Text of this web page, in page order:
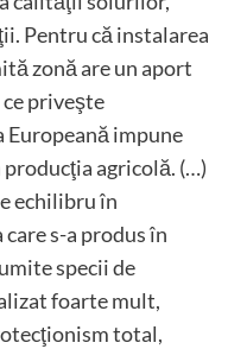
Pentru că instalarea
zonă are un aport
priveşte
impune
agricolă. (…)
echilibru în
s-a produs în
specii de
foarte mult,
total,